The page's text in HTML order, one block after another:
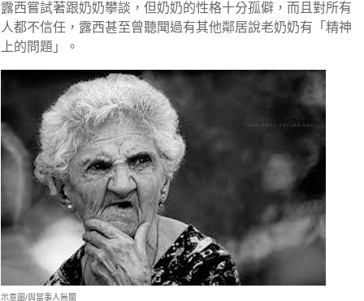
露西嘗試著跟奶奶攀談，但奶奶的性格十分孤僻，而且對所有
人都不信任，露西甚至曾聽聞過有其他鄰居說老奶奶有「精神
上的問題」。
示意圖/與當事人無關